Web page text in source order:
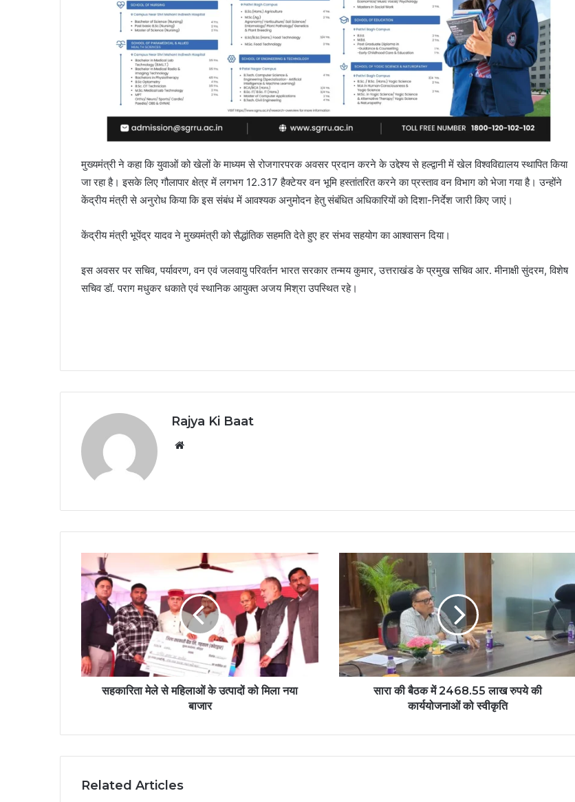
मुख्यमंत्री ने कहा कि युवाओं को खेलों के माध्यम से रोजगारपरक अवसर प्रदान करने के उद्देश्य से हल्द्वानी में खेल विश्वविद्यालय स्थापित किया
जा रहा है। इसके लिए गौलापार क्षेत्र में लगभग 12.317 हैक्टेयर वन भूमि हस्तांतरित करने का प्रस्ताव वन विभाग को भेजा गया है। उन्होंने
केंद्रीय मंत्री से अनुरोध किया कि इस संबंध में आवश्यक अनुमोदन हेतु संबंधित अधिकारियों को दिशा-निर्देश जारी किए जाएं।
केंद्रीय मंत्री भूपेंद्र यादव ने मुख्यमंत्री को सैद्धांतिक सहमति देते हुए हर संभव सहयोग का आश्वासन दिया।
इस अवसर पर सचिव, पर्यावरण, वन एवं जलवायु परिवर्तन भारत सरकार तन्मय कुमार, उत्तराखंड के प्रमुख सचिव आर. मीनाक्षी सुंदरम, विशेष
सचिव डॉ. पराग मधुकर धकाते एवं स्थानिक आयुक्त अजय मिश्रा उपस्थित रहे।
Rajya Ki Baat
सहकारिता मेले से महिलाओं के उत्पादों को मिला नया
बाजार
सारा की बैठक में 2468.55 लाख रुपये की
कार्ययोजनाओं को स्वीकृति
Related Articles